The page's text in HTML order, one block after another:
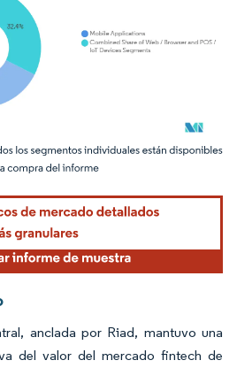
uso requiere atribución según CC BY 4.0.
anclada por Riad, mantuvo una
del valor del mercado fintech de